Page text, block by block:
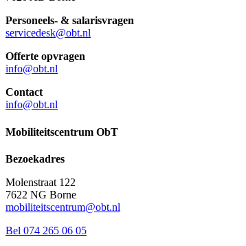
Personeels- & salarisvragen
servicedesk@obt.nl
Offerte opvragen
info@obt.nl
Contact
info@obt.nl
Mobiliteitscentrum ObT
Bezoekadres
Molenstraat 122
7622 NG Borne
mobiliteitscentrum@obt.nl
Bel 074 265 06 05